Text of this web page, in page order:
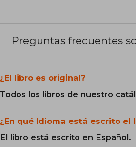
Preguntas frecuentes
¿El libro es original?
Todos los libros de nuestro
¿En qué Idioma está escrito el
El libro está escrito en Español.